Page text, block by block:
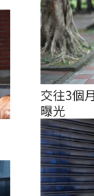
交往3個
曝光